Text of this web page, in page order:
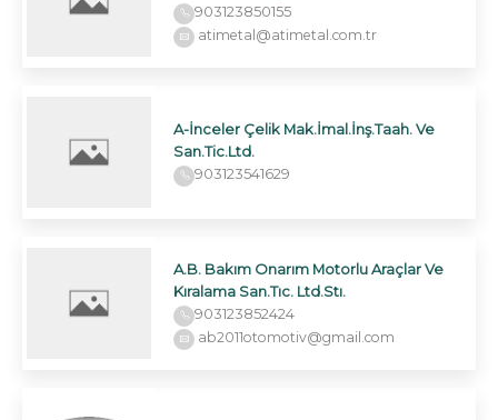
903123850155
atimetal@atimetal.com.tr
A-İnceler Çelik Mak.İmal.İnş.Taah. Ve
San.Tic.Ltd.
903123541629
A.B. Bakım Onarım Motorlu Araçlar Ve
Kıralama San.Tıc. Ltd.Stı.
903123852424
ab2011otomotiv@gmail.com